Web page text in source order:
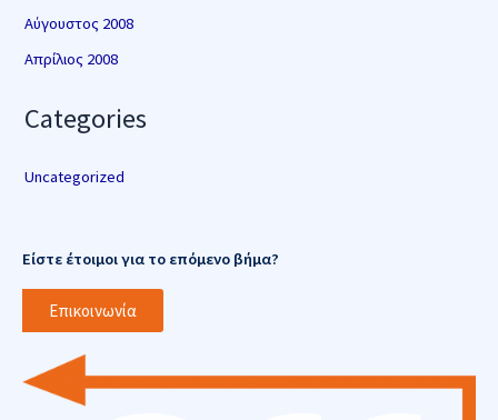
Αύγουστος 2008
Απρίλιος 2008
Categories
Uncategorized
Είστε έτοιμοι για το επόμενο βήμα?
Επικοινωνία